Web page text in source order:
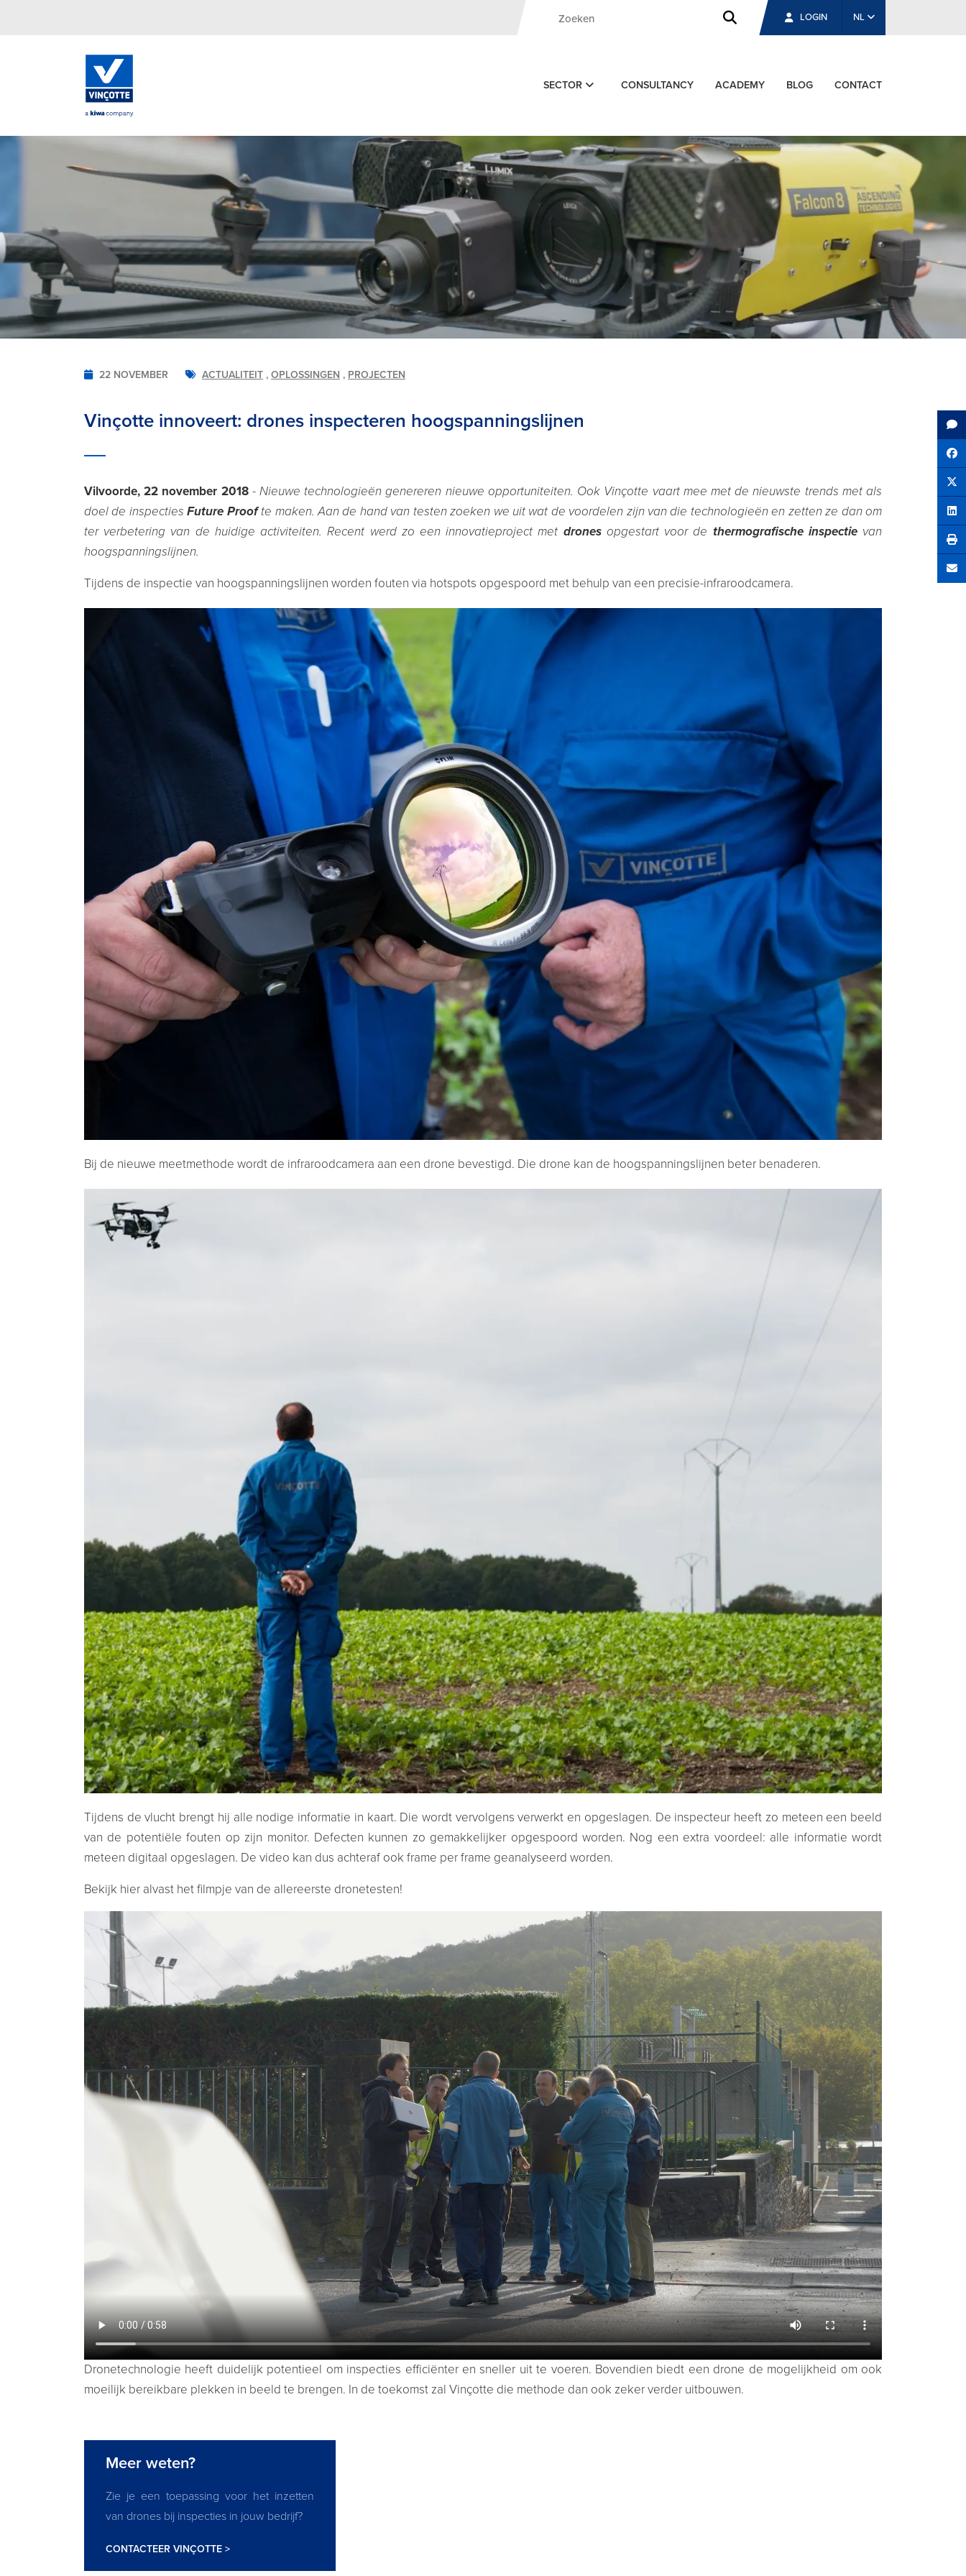
LOGIN NL
SECTOR CONSULTANCY ACADEMY BLOG CONTACT
22 NOVEMBER ACTUALITEIT , OPLOSSINGEN , PROJECTEN
Vinçotte innoveert: drones inspecteren hoogspanningslijnen
Vilvoorde, 22 november 2018 -Nieuwe technologieën genereren nieuwe opportuniteiten. Ook Vinçotte vaart mee met de nieuwste trends met als
doel de inspectiesFuture Proofte maken. Aan de hand van testen zoeken we uit wat de voordelen zijn van die technologieën en zetten ze dan om
ter verbetering van de huidige activiteiten.Recent werd zo een innovatieproject met dronesopgestart voor de thermografische inspectievan
hoogspanningslijnen.
Tijdens de inspectie van hoogspanningslijnen worden fouten via hotspots opgespoord met behulp van een precisie-infraroodcamera.
Bij de nieuwe meetmethode wordt de infraroodcamera aan een drone bevestigd. Die drone kan de hoogspanningslijnen beter benaderen.
Tijdens de vlucht brengt hij alle nodige informatie in kaart. Die wordt vervolgens verwerkt en opgeslagen. De inspecteur heeft zo meteen een beeld
van de potentiële fouten op zijn monitor. Defecten kunnen zo gemakkelijker opgespoord worden. Nog een extra voordeel: alle informatie wordt
meteen digitaal opgeslagen. De video kan dus achteraf ook frame per frame geanalyseerd worden.
Bekijk hier alvast het filmpje van de allereerste dronetesten!
Dronetechnologie heeft duidelijk potentieel om inspecties efficiënter en sneller uit te voeren. Bovendien biedt een drone de mogelijkheid om ook
moeilijk bereikbare plekken in beeld te brengen. In de toekomst zal Vinçotte die methode dan ook zeker verder uitbouwen.
Meer weten?
Zie je een toepassing voor het inzetten
van drones bij inspecties in jouw bedrijf?
CONTACTEER VINÇOTTE >